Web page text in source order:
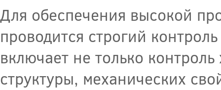
Для обеспечения высокой
проводится строгий
включает не только
структуры, механических